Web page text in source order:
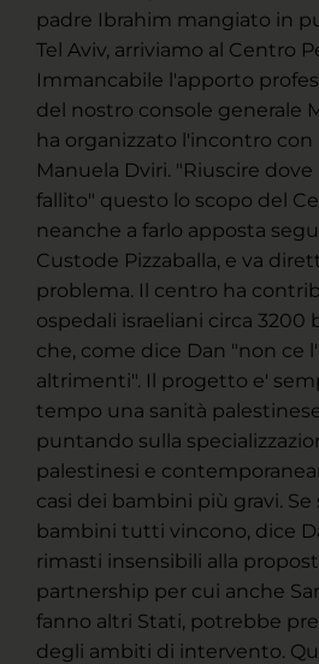
padre Ibrahim mangiato in
Tel Aviv, arriviamo al Centro
Immancabile l'apporto
del nostro console generale
ha organizzato l'incontro con
Manuela Dviri. "Riuscire
fallito" questo lo scopo del
neanche a farlo apposta
Custode Pizzaballa, e va
problema. Il centro ha
ospedali israeliani circa 3200
che, come dice Dan "non ce
altrimenti". Il progetto e'
tempo una sanità
puntando sulla
palestinesi e
casi dei bambini più gravi. Se
bambini tutti vincono, dice
rimasti insensibili alla
partnership per cui anche
fanno altri Stati, potrebbe
degli ambiti di intervento.